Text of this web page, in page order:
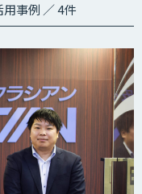
事例 ／ 4件